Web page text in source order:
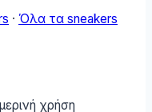
· Όλα τα sneakers
χρήση